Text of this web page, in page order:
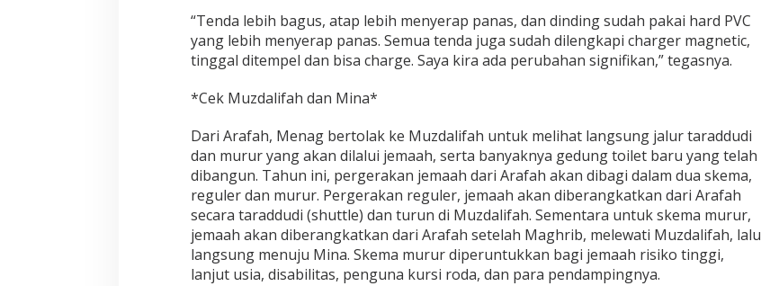
“Tenda lebih bagus, atap lebih menyerap panas, dan dinding sudah pakai hard PVC
yang lebih menyerap panas. Semua tenda juga sudah dilengkapi charger magnetic,
tinggal ditempel dan bisa charge. Saya kira ada perubahan signifikan,” tegasnya.
*Cek Muzdalifah dan Mina*
Dari Arafah, Menag bertolak ke Muzdalifah untuk melihat langsung jalur taraddudi
dan murur yang akan dilalui jemaah, serta banyaknya gedung toilet baru yang telah
dibangun. Tahun ini, pergerakan jemaah dari Arafah akan dibagi dalam dua skema,
reguler dan murur. Pergerakan reguler, jemaah akan diberangkatkan dari Arafah
secara taraddudi (shuttle) dan turun di Muzdalifah. Sementara untuk skema murur,
jemaah akan diberangkatkan dari Arafah setelah Maghrib, melewati Muzdalifah, lalu
langsung menuju Mina. Skema murur diperuntukkan bagi jemaah risiko tinggi,
lanjut usia, disabilitas, penguna kursi roda, dan para pendampingnya.